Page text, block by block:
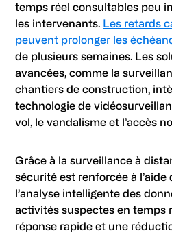
temps réel consultables peu
les intervenants. Les retards
peuvent prolonger les
de plusieurs semaines. Les
avancées, comme la
chantiers de construction,
technologie de
vol, le vandalisme et l’accès
Grâce à la surveillance à
sécurité est renforcée à l’aide
l’analyse intelligente des
activités suspectes en temps
réponse rapide et une